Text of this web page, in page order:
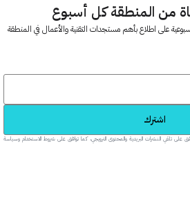
المنطقة كل أسبوع
اطلاع بأهم مستجدات التقنية والأعمال في المنطقة
عن 18 عاماً وتوافق على تلقي النشرات البريدية والمحتوى الترويجي، كما توافق على شروط الاستخدام وسياسة